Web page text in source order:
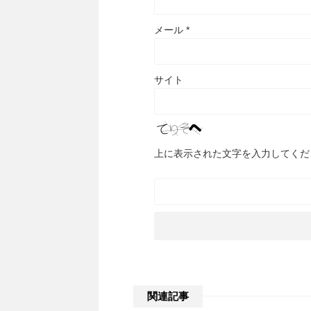
メール *
サイト
上に表示された文字を入力してく
関連記事